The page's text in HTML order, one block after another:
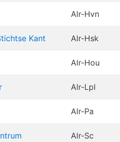
Alr-Hvn
Kant Alr-Hsk
Alr-Hou
Alr-Lpl
Alr-Pa
Alr-Sc